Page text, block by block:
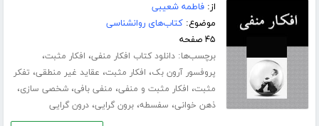
از:فاطمه شعیبی
موضوع:کتاب‌های روانشناسی
۴۵ صفحه
برچسب‌ها:دانلود کتاب افکار منفی، افکار مثبت،
پروفسور آرون بک، افکار مثبت، عقاید غیر منطقی، تفکر
مثبت، افکار مثبت و منفی، منفی بافی،شخصی سازی،
ذهن خوانی، سفسطه،برون گرایی،درون گرایی